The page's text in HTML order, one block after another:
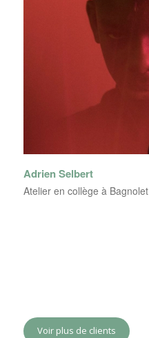
Adrien Selbert
Atelier en collège à Bagnolet
Voir plus de clients